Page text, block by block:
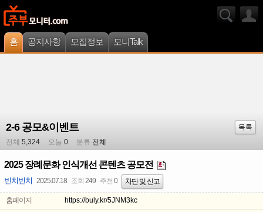
홈 공지사항 모집정보 모니Talk
2-6 공모&이벤트
목록
전체 5,324 오늘 0 분류 전체
2025 장례문화 인식개선 콘텐츠 공모전
빈치빈치 2025.07.18 조회 249 추천 0 차단 및 신고
홈페이지
https://buly.kr/5JNM3kc